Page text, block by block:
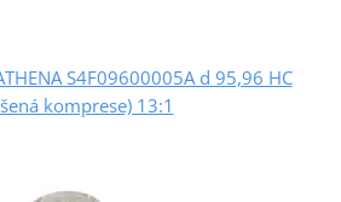
S4F09600005A d 95,96 HC
komprese) 13:1